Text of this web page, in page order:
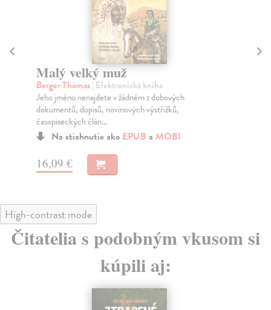
Malý velký muž
Berger Thomas| Elektronická kniha
Jeho jméno nenajdete v žádném z dobových
dokumentů, dopisů, novinových výstřižků,
časopiseckých člán...
Na stiahnutie ako EPUB a MOBI
16,09 €
High-contrast mode
Čitatelia s podobným vkusom si
kúpili aj: